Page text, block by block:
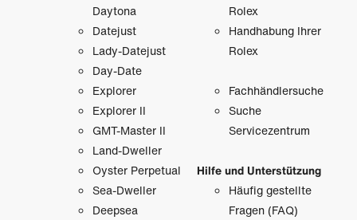
Daytona
Datejust
Lady-Datejust
Day-Date
Explorer
Explorer II
GMT-Master II
Land-Dweller
Oyster Perpetual
Sea-Dweller
Deepsea
Rolex
Handhabung Ihrer
Rolex
Fachhändlersuche
Suche
Servicezentrum
Hilfe und Unterstützung
Häufig gestellte
Fragen (FAQ)